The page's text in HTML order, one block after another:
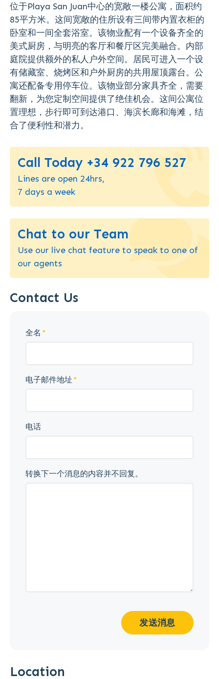
位于Playa San Juan中心的宽敞一楼公寓，面积约
85平方米。这间宽敞的住所设有三间带内置衣柜的
卧室和一间全套浴室。该物业配有一个设备齐全的
美式厨房，与明亮的客厅和餐厅区完美融合。内部
庭院提供额外的私人户外空间。居民可进入一个设
有储藏室、烧烤区和户外厨房的共用屋顶露台。公
寓还配备专用停车位。该物业部分家具齐全，需要
翻新，为您定制空间提供了绝佳机会。这间公寓位
置理想，步行即可到达港口、海滨长廊和海滩，结
合了便利性和潜力。
Call Today +34 922 796 527
Lines are open 24hrs,
7 days a week
Chat to our Team
Use our live chat feature to speak to one of
our agents
Contact Us
全名
电子邮件地址
电话
转换下一个消息的内容并不回复。
发送消息
Location